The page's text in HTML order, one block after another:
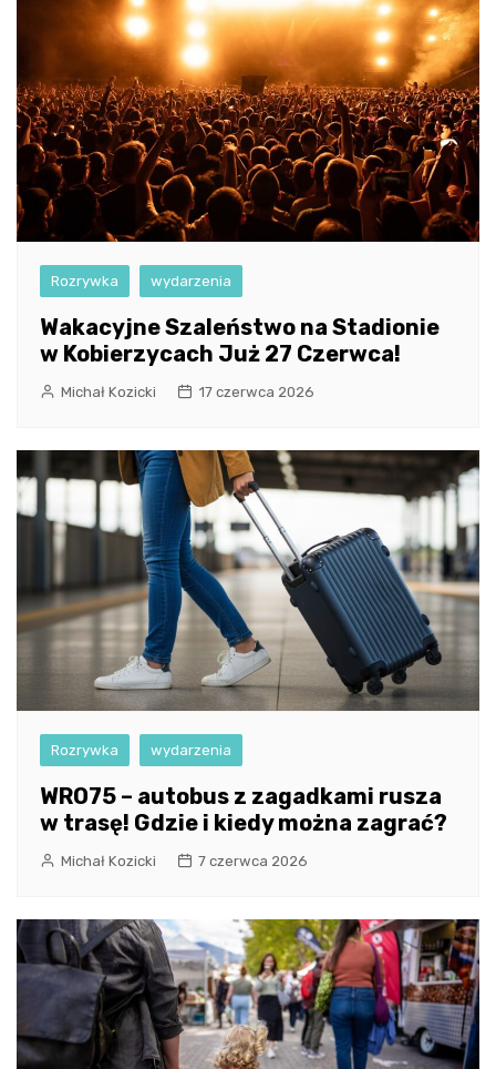
Rozrywka wydarzenia
Wakacyjne Szaleństwo na Stadionie
w Kobierzycach Już 27 Czerwca!
Michał Kozicki 17 czerwca 2026
Rozrywka wydarzenia
WRO75 – autobus z zagadkami rusza
w trasę! Gdzie i kiedy można zagrać?
Michał Kozicki 7 czerwca 2026